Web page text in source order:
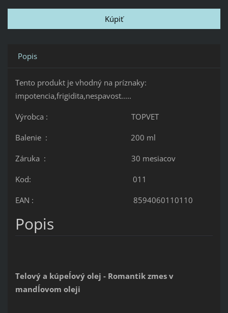
Popis
Tento produkt je vhodný na príznaky:
impotencia,frigidita,nespavost.....
Výrobca : TOPVET
Balenie : 200 ml
Záruka : 30 mesiacov
Kod: 011
EAN : 8594060110110
Popis
Telový a kúpeĺový olej - Romantik zmes v
mandĺovom oleji